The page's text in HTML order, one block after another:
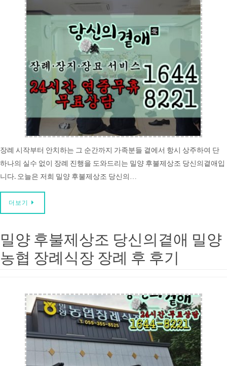
장례 시작부터 안치하는 그 순간까지 가족분들 곁에서 항시 상주하여 단
하나의 실수 없이 장례 진행을 도와드리는 밀양 후불제상조 당신의곁애입
니다. 오늘은 저희 밀양 후불제상조 당신의…
더보기
밀양 후불제상조 당신의곁애 밀양
농협 장례식장 장례 후 후기